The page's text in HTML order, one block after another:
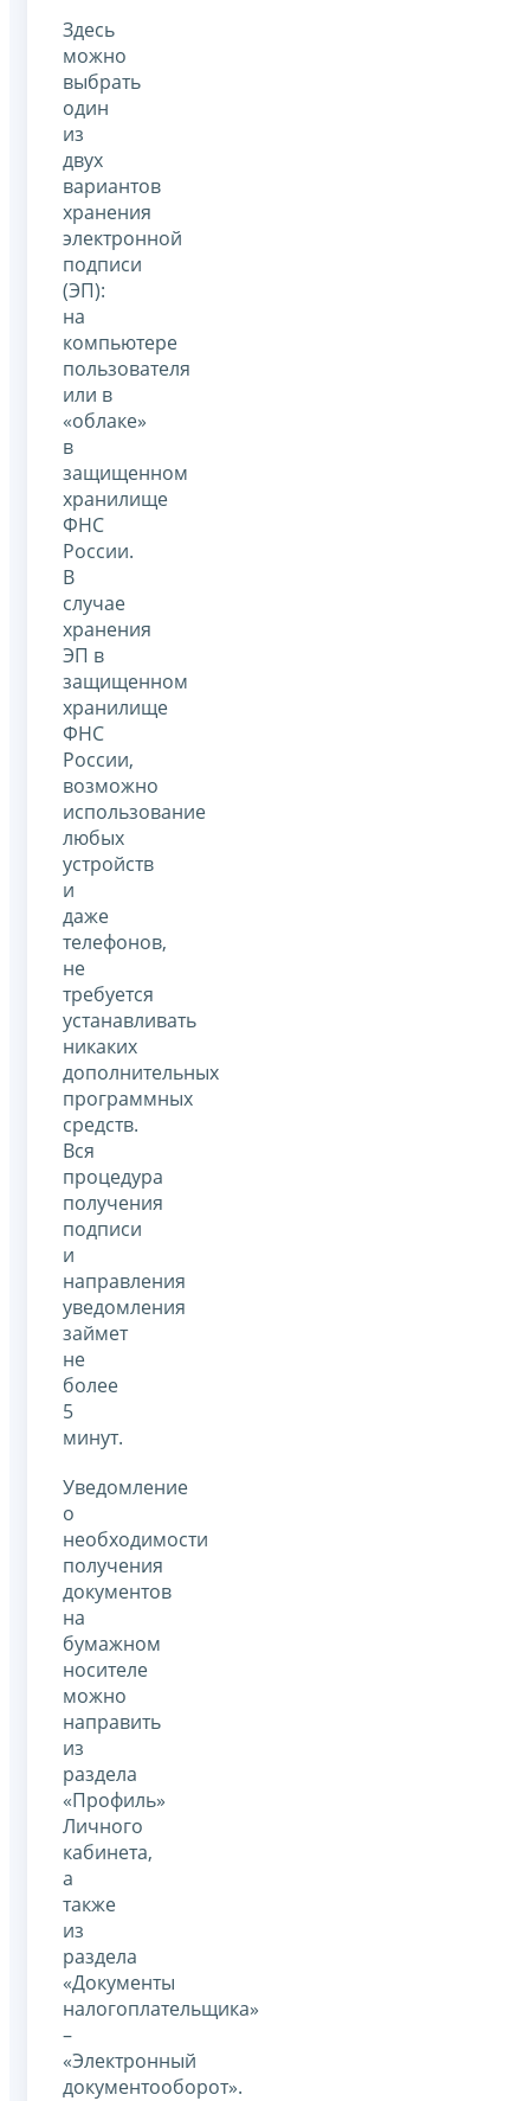
Здесь
можно
выбрать
один
из
двух
вариантов
хранения
электронной
подписи
(ЭП):
на
компьютере
пользователя
или в
«облаке»
в
защищенном
хранилище
ФНС
России.
В
случае
хранения
ЭП в
защищенном
хранилище
ФНС
России,
возможно
использование
любых
устройств
и
даже
телефонов,
не
требуется
устанавливать
никаких
дополнительных
программных
средств.
Вся
процедура
получения
подписи
и
направления
уведомления
займет
не
более
5
минут.
Уведомление
о
необходимости
получения
документов
на
бумажном
носителе
можно
направить
из
раздела
«Профиль»
Личного
кабинета,
а
также
из
раздела
«Документы
налогоплательщика»
–
«Электронный
документооборот».